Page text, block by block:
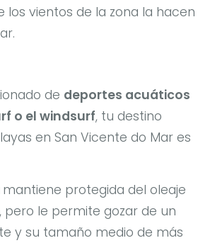
los vientos de la zona la hacen
de deportes acuáticos
o el windsurf, tu destino
en San Vicente do Mar es
protegida del oleaje
le permite gozar de un
y su tamaño medio de más